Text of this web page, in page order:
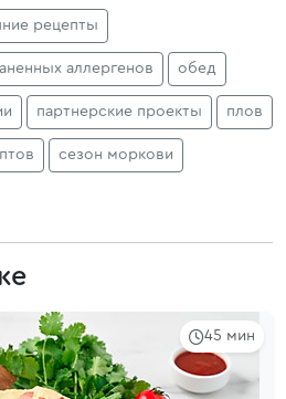
рецепты
аллергенов обед
партнерские проекты плов
сезон моркови
45 мин